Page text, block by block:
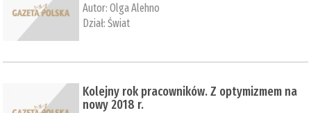
Autor:Olga Alehno
Dział:Świat
Kolejny rok pracowników. Z optymizmem na
nowy 2018 r.